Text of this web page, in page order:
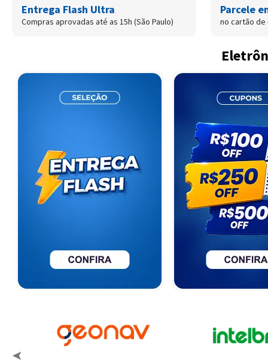
Entrega Flash Ultra
Compras aprovadas até as 15h (São Paulo)
Parcele
no cartão